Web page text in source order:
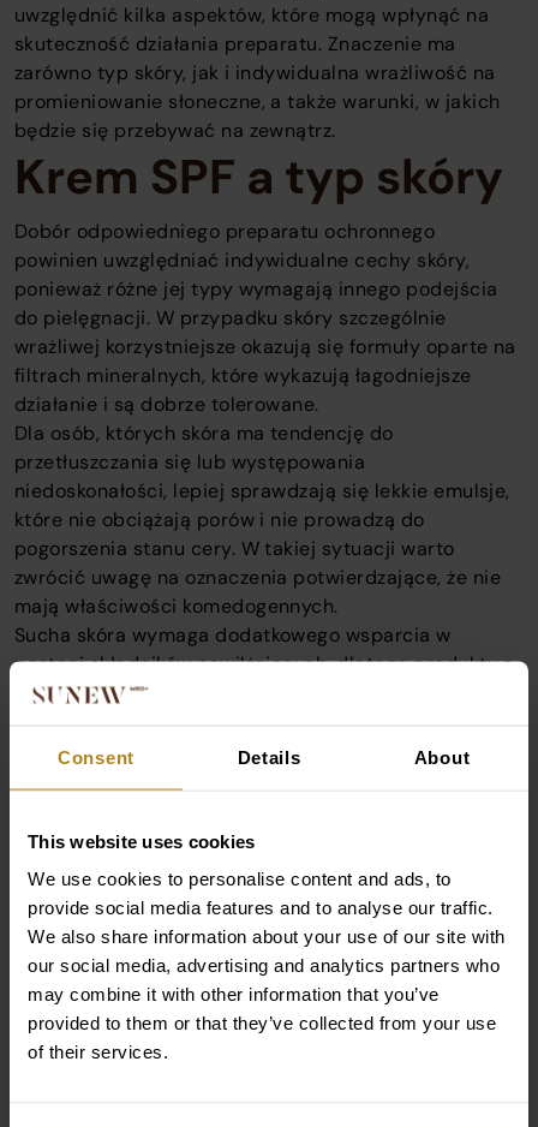
Consent Details About
This website uses cookies
We use cookies to personalise content and ads, to
provide social media features and to analyse our traffic.
We also share information about your use of our site with
our social media, advertising and analytics partners who
may combine it with other information that you’ve
provided to them or that they’ve collected from your use
of their services.
uwzględnić kilka aspektów, które mogą wpłynąć na
skuteczność działania preparatu. Znaczenie ma
zarówno typ skóry, jak i indywidualna wrażliwość na
promieniowanie słoneczne, a także warunki, w jakich
będzie się przebywać na zewnątrz.
Krem SPF a typ skóry
Dobór odpowiedniego preparatu ochronnego
powinien uwzględniać indywidualne cechy skóry,
ponieważ różne jej typy wymagają innego podejścia
do pielęgnacji. W przypadku skóry szczególnie
wrażliwej korzystniejsze okazują się formuły oparte na
filtrach mineralnych, które wykazują łagodniejsze
działanie i są dobrze tolerowane.
Dla osób, których skóra ma tendencję do
przetłuszczania się lub występowania
niedoskonałości, lepiej sprawdzają się lekkie emulsje,
które nie obciążają porów i nie prowadzą do
pogorszenia stanu cery. W takiej sytuacji warto
zwrócić uwagę na oznaczenia potwierdzające, że nie
mają właściwości komedogennych.
Sucha skóra wymaga dodatkowego wsparcia w
postaci składników nawilżających, dlatego produkty z
zawartością substancji wiążących wodę, np. jak
utrzymać odpowiedni poziom nawilżenia cery.
rodzajów filtrów, dostosowanych do zmieniających się
mają poziom ochrony co najmniej SPF 30.
Poziom ekspozycji na
promieniowanie UV
Dobór poziomu ochrony przeciwsłonecznej powinien